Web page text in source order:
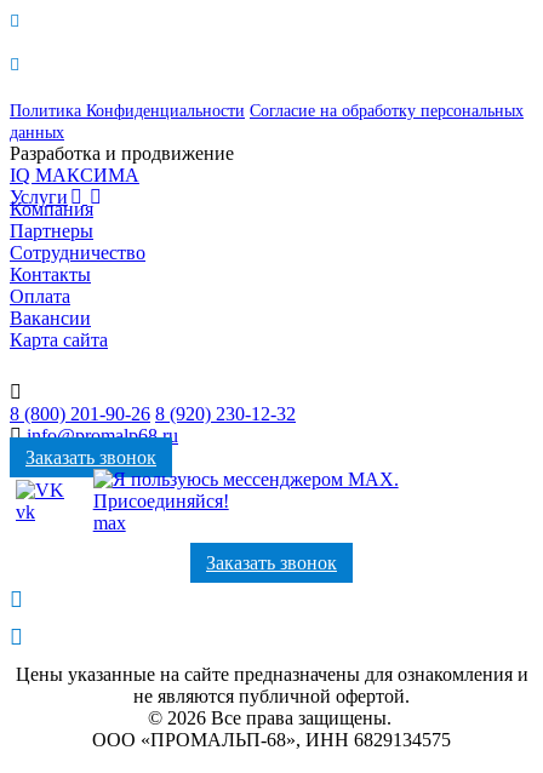
Политика Конфиденциальности Согласие на обработку персональных
данных
Разработка и продвижение
IQ МАКСИМА
Услуги
Компания
Партнеры
Сотрудничество
Контакты
Оплата
Вакансии
Карта сайта
8 (800) 201-90-26 8 (920) 230-12-32
info@promalp68.ru
Заказать звонок
vk
max
Заказать звонок
Цены указанные на сайте предназначены для ознакомления и
не являются публичной офертой.
© 2026 Все права защищены.
ООО «ПРОМАЛЬП-68», ИНН 6829134575